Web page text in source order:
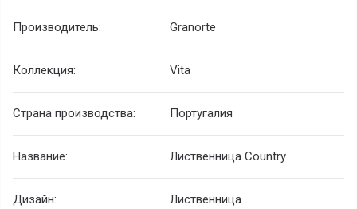
Производитель: Granorte
Коллекция: Vita
Страна производства: Португалия
Название: Лиственница Country
Дизайн: Лиственница